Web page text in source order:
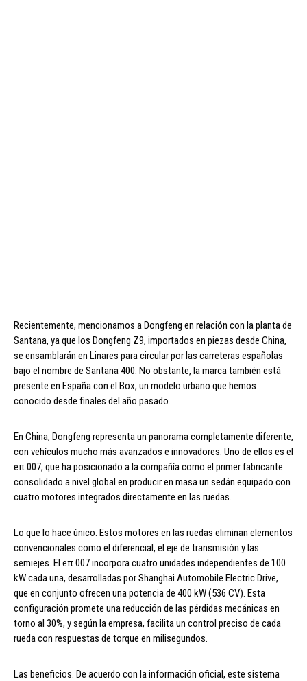
Recientemente, mencionamos a Dongfeng en relación con la planta de
Santana, ya que los Dongfeng Z9, importados en piezas desde China,
se ensamblarán en Linares para circular por las carreteras españolas
bajo el nombre de Santana 400. No obstante, la marca también está
presente en España con el Box, un modelo urbano que hemos
conocido desde finales del año pasado.
En China, Dongfeng representa un panorama completamente diferente,
con vehículos mucho más avanzados e innovadores. Uno de ellos es el
eπ 007, que ha posicionado a la compañía como el primer fabricante
consolidado a nivel global en producir en masa un sedán equipado con
cuatro motores integrados directamente en las ruedas.
Lo que lo hace único. Estos motores en las ruedas eliminan elementos
convencionales como el diferencial, el eje de transmisión y las
semiejes. El eπ 007 incorpora cuatro unidades independientes de 100
kW cada una, desarrolladas por Shanghai Automobile Electric Drive,
que en conjunto ofrecen una potencia de 400 kW (536 CV). Esta
configuración promete una reducción de las pérdidas mecánicas en
torno al 30%, y según la empresa, facilita un control preciso de cada
rueda con respuestas de torque en milisegundos.
Las beneficios. De acuerdo con la información oficial, este sistema